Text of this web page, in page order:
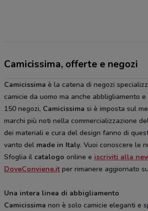
Camicissima, offerte e negozi
Camicissima è la catena di negozi
camicie da uomo ma anche abbligliamento
150 negozi, Camicissima si è imposta sul
marchi più noti nella commercializzazione
dei materiali e cura del design fanno di
vanto del made in Italy. Vuoi conoscere le
Sfoglia il catalogo online e iscriviti alla
DoveConviene.it per rimanere aggiornato
Una intera linea di abbigliamento
Camicissima non è solo camicie eleganti e